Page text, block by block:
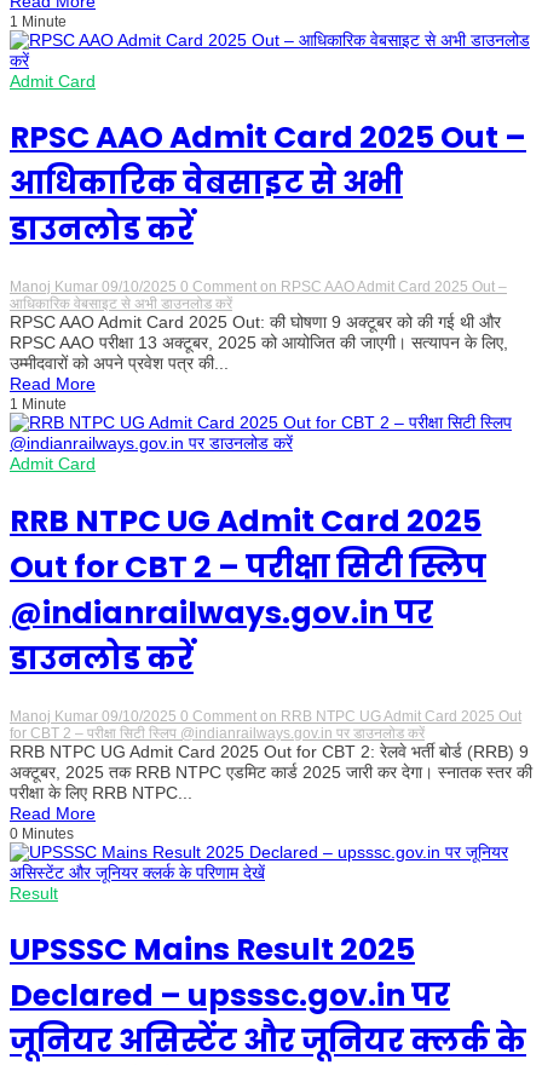
1 Minute
Admit Card
RPSC AAO Admit Card 2025 Out –
आधिकारिक वेबसाइट से अभी
डाउनलोड करें
Manoj Kumar 09/10/2025 0 Comment on RPSC AAO Admit Card 2025 Out –
आधिकारिक वेबसाइट से अभी डाउनलोड करें
RPSC AAO Admit Card 2025 Out: की घोषणा 9 अक्टूबर को की गई थी और
RPSC AAO परीक्षा 13 अक्टूबर, 2025 को आयोजित की जाएगी। सत्यापन के लिए,
उम्मीदवारों को अपने प्रवेश पत्र की...
Read More
1 Minute
Admit Card
RRB NTPC UG Admit Card 2025
Out for CBT 2 – परीक्षा सिटी स्लिप
@indianrailways.gov.in पर
डाउनलोड करें
Manoj Kumar 09/10/2025 0 Comment on RRB NTPC UG Admit Card 2025 Out
for CBT 2 – परीक्षा सिटी स्लिप @indianrailways.gov.in पर डाउनलोड करें
RRB NTPC UG Admit Card 2025 Out for CBT 2: रेलवे भर्ती बोर्ड (RRB) 9
अक्टूबर, 2025 तक RRB NTPC एडमिट कार्ड 2025 जारी कर देगा। स्नातक स्तर की
परीक्षा के लिए RRB NTPC...
Read More
0 Minutes
Result
UPSSSC Mains Result 2025
Declared – upsssc.gov.in पर
जूनियर असिस्टेंट और जूनियर क्लर्क के